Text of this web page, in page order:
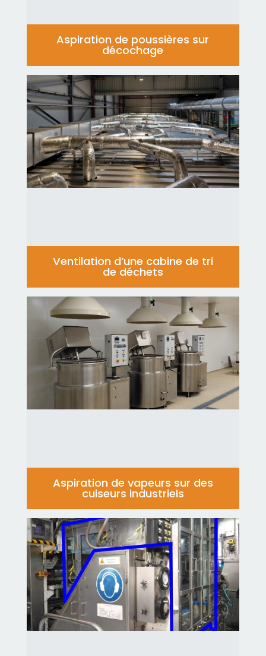
Aspiration de poussières sur
décochage
Ventilation d’une cabine de tri
de déchets
Aspiration de vapeurs sur des
cuiseurs industriels